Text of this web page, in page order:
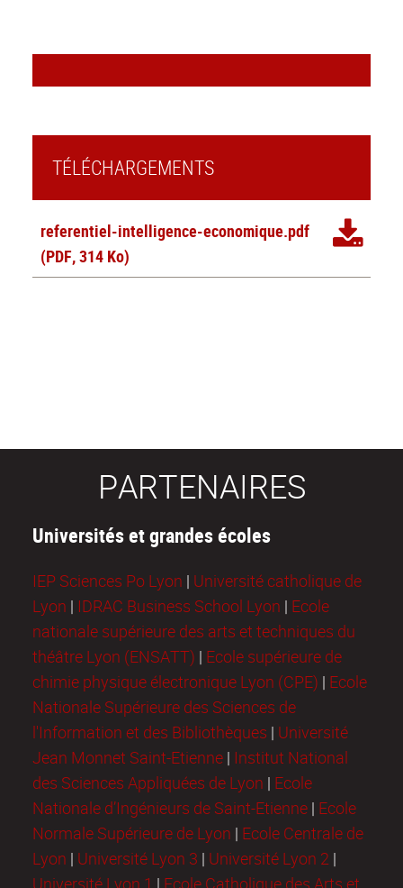
TÉLÉCHARGEMENTS
referentiel-intelligence-economique.pdf
(PDF, 314 Ko)
PARTENAIRES
Universités et grandes écoles
IEP Sciences Po Lyon | Université catholique de
Lyon | IDRAC Business School Lyon | Ecole
nationale supérieure des arts et techniques du
théâtre Lyon (ENSATT) | Ecole supérieure de
chimie physique électronique Lyon (CPE) | Ecole
Nationale Supérieure des Sciences de
l'Information et des Bibliothèques | Université
Jean Monnet Saint-Etienne | Institut National
des Sciences Appliquées de Lyon | Ecole
Nationale d’Ingénieurs de Saint-Etienne | Ecole
Normale Supérieure de Lyon | Ecole Centrale de
Lyon | Université Lyon 3 | Université Lyon 2 |
Université Lyon 1 | Ecole Catholique des Arts et